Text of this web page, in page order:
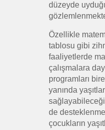
düzeyde
Özellikle
tablosu gibi
faaliyetlerde
çalışmalara
programları
yanında
sağlayabileceği
de
çocukların